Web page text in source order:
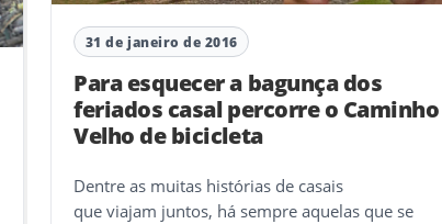
31 de janeiro de 2016
Para esquecer a bagunça dos
feriados casal percorre o Caminho
Velho de bicicleta
Dentre as muitas histórias de casais
que viajam juntos, há sempre aquelas que se